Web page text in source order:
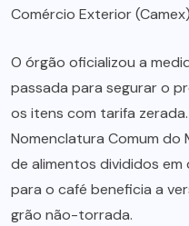
Comércio Exterior
O órgão oficializou a
passada para segurar o
os itens com tarifa
Nomenclatura Comum do
de alimentos divididos em
para o café beneficia a
grão não-torrada.